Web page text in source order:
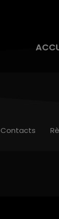
Contacts